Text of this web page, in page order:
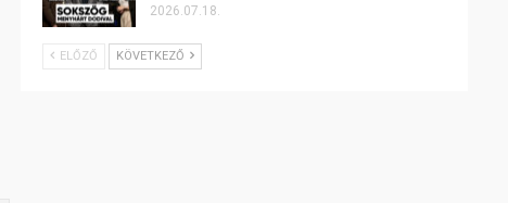
2026.07.18.
ELŐZŐ KÖVETKEZŐ